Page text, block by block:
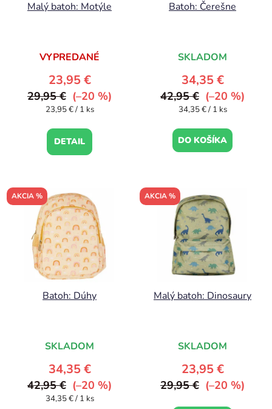
Malý batoh: Motýle
VYPREDANÉ
23,95 €
29,95 € (–20 %)
Jednotková
23,95 € / 1 ks
DETAIL
Batoh: Čerešne
SKLADOM
34,35 €
42,95 € (–20 %)
Jednotková
34,35 € / 1 ks
DO KOŠÍKA
AKCIA %
Batoh: Dúhy
SKLADOM
34,35 €
42,95 € (–20 %)
Jednotková
34,35 € / 1 ks
AKCIA %
Malý batoh: Dinosaury
SKLADOM
23,95 €
29,95 € (–20 %)